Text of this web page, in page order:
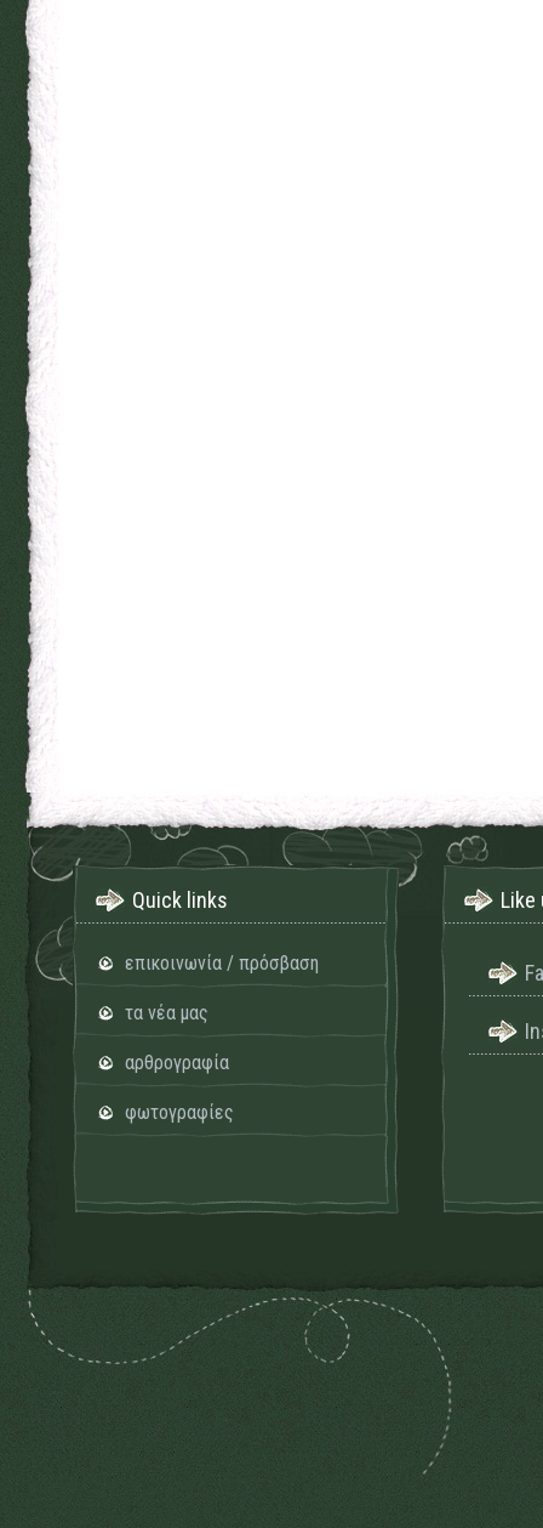
Quick links
επικοινωνία / πρόσβαση
τα νέα μας
αρθρογραφία
φωτογραφίες
Like